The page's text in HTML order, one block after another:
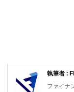
執筆者 :
ファイナ